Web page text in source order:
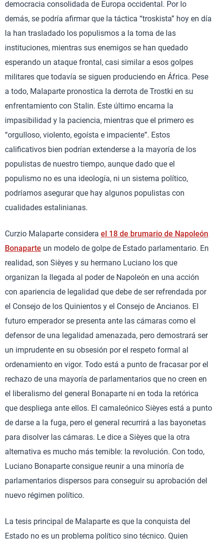
democracia consolidada de Europa occidental. Por lo
demás, se podría afirmar que la táctica “troskista” hoy en día
la han trasladado los populismos a la toma de las
instituciones, mientras sus enemigos se han quedado
esperando un ataque frontal, casi similar a esos golpes
militares que todavía se siguen produciendo en África. Pese
a todo, Malaparte pronostica la derrota de Trostki en su
enfrentamiento con Stalin. Este último encarna la
impasibilidad y la paciencia, mientras que el primero es
“orgulloso, violento, egoísta e impaciente”. Estos
calificativos bien podrían extenderse a la mayoría de los
populistas de nuestro tiempo, aunque dado que el
populismo no es una ideología, ni un sistema político,
podríamos asegurar que hay algunos populistas con
cualidades estalinianas.
Curzio Malaparte considera el 18 de brumario de Napoleón
Bonaparte un modelo de golpe de Estado parlamentario. En
realidad, son Sièyes y su hermano Luciano los que
organizan la llegada al poder de Napoleón en una acción
con apariencia de legalidad que debe de ser refrendada por
el Consejo de los Quinientos y el Consejo de Ancianos. El
futuro emperador se presenta ante las cámaras como el
defensor de una legalidad amenazada, pero demostrará ser
un imprudente en su obsesión por el respeto formal al
ordenamiento en vigor. Todo está a punto de fracasar por el
rechazo de una mayoría de parlamentarios que no creen en
el liberalismo del general Bonaparte ni en toda la retórica
que despliega ante ellos. El camaleónico Sièyes está a punto
de darse a la fuga, pero el general recurrirá a las bayonetas
para disolver las cámaras. Le dice a Sièyes que la otra
alternativa es mucho más temible: la revolución. Con todo,
Luciano Bonaparte consigue reunir a una minoría de
parlamentarios dispersos para conseguir su aprobación del
nuevo régimen político.
La tesis principal de Malaparte es que la conquista del
Estado no es un problema político sino técnico. Quien